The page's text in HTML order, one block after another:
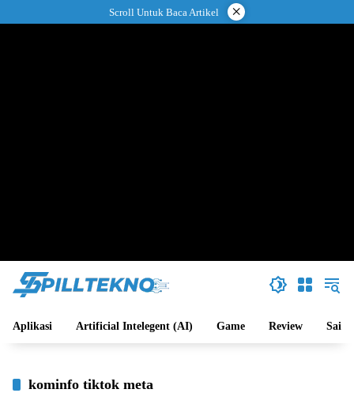
ke
Scroll Untuk Baca Artikel ×
Aplikasi Artificial Intelegent (AI) Game Review Sains
kominfo tiktok meta